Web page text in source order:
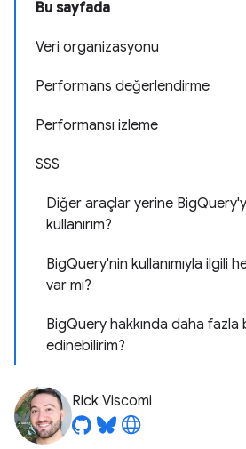
Bu sayfada
Veri organizasyonu
Performans değerlendirme
Performansı izleme
SSS
Diğer araçlar yerine
kullanırım?
BigQuery'nin kullanımıyla ilgili
var mı?
BigQuery hakkında daha fazla
edinebilirim?
Rick Viscomi